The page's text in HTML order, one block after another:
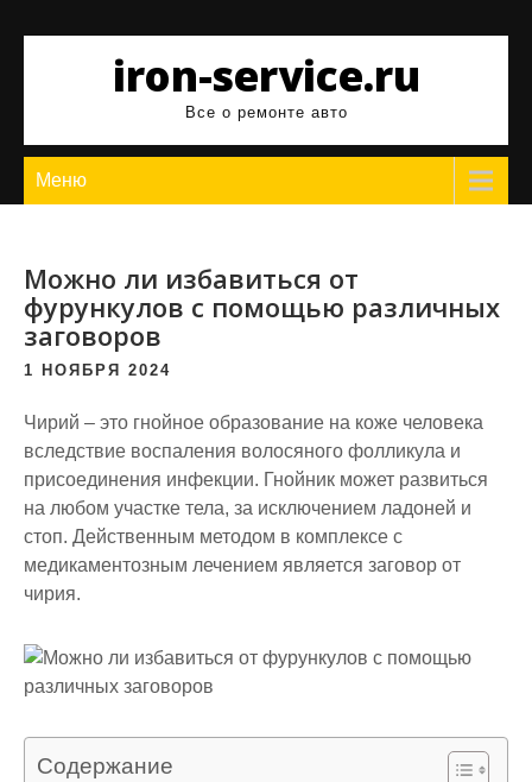
содержимомуiron-service.ru
Все о ремонте авто
Меню
Можно ли избавиться от
фурункулов с помощью различных
заговоров
1 НОЯБРЯ 2024
Чирий – это гнойное образование на коже человека
вследствие воспаления волосяного фолликула и
присоединения инфекции. Гнойник может развиться
на любом участке тела, за исключением ладоней и
стоп. Действенным методом в комплексе с
медикаментозным лечением является заговор от
чирия.
Содержание